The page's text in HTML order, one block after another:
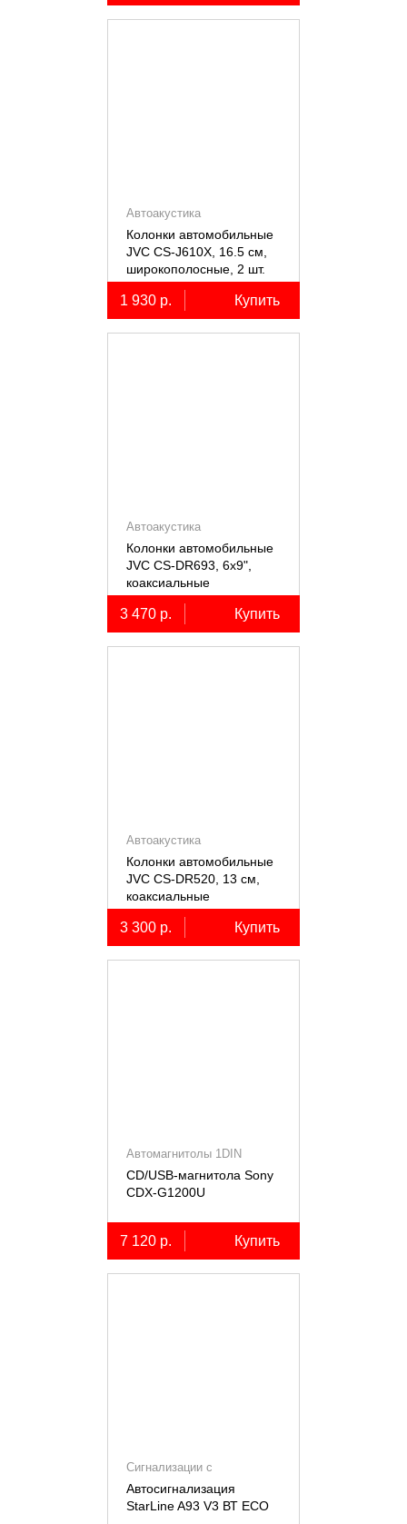
Автоакустика
Колонки автомобильные
JVC CS-J610X, 16.5 см,
широкополосные, 2 шт.
1 930 р. Купить
Автоакустика
Колонки автомобильные
JVC CS-DR693, 6х9",
коаксиальные
трёхполосные, 2 шт.
3 470 р. Купить
Автоакустика
Колонки автомобильные
JVC CS-DR520, 13 см,
коаксиальные
двухполосные, 2 шт.
3 300 р. Купить
Автомагнитолы 1DIN
CD/USB-магнитола Sony
СDX-G1200U
7 120 р. Купить
Сигнализации с
автозапуском
Автосигнализация
StarLine A93 V3 ВТ ECO